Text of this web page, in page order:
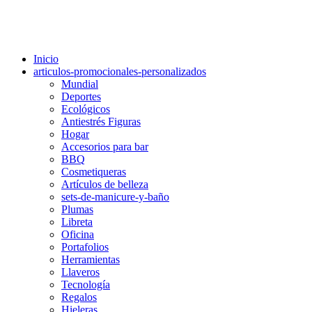
Inicio
articulos-promocionales-personalizados
Mundial
Deportes
Ecológicos
Antiestrés Figuras
Hogar
Accesorios para bar
BBQ
Cosmetiqueras
Artículos de belleza
sets-de-manicure-y-baño
Plumas
Libreta
Oficina
Portafolios
Herramientas
Llaveros
Tecnología
Regalos
Hieleras